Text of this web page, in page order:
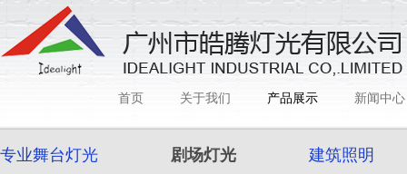
首页 关于我们 产品展示 新闻中心
专业舞台灯光 剧场灯光 建筑照明